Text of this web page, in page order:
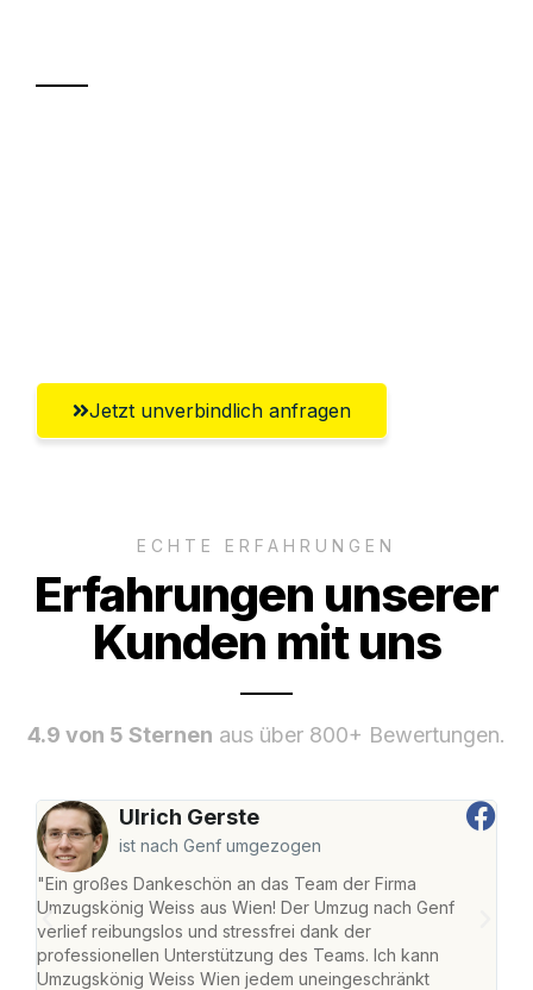
Jetzt unverbindlich anfragen
ECHTE ERFAHRUNGEN
Erfahrungen unserer
Kunden mit uns
4.9 von 5 Sternen aus über 800+ Bewertungen.
Ulrich Gerste
ist nach Genf umgezogen
"Ein großes Dankeschön an das Team der Firma
Umzugskönig Weiss aus Wien! Der Umzug nach Genf
verlief reibungslos und stressfrei dank der
professionellen Unterstützung des Teams. Ich kann
Umzugskönig Weiss Wien jedem uneingeschränkt